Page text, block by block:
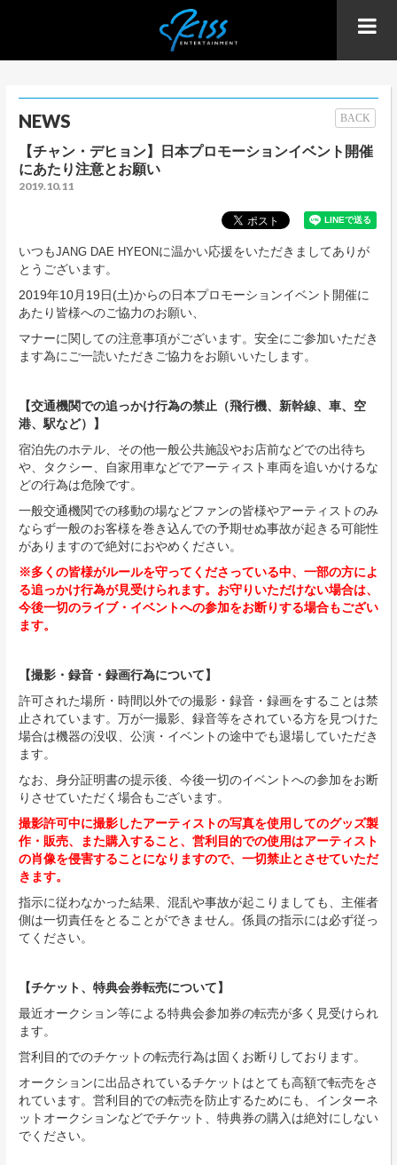
NEWS BACK
【チャン・デヒョン】日本プロモーションイベント開催
にあたり注意とお願い
2019.10.11
いつもJANG DAE HYEONに温かい応援をいただきましてありが
とうございます。
2019年10月19日(土)からの日本プロモーションイベント開催に
あたり皆様へのご協力のお願い、
マナーに関しての注意事項がございます。安全にご参加いただき
ます為にご一読いただきご協力をお願いいたします。
【交通機関での追っかけ行為の禁止（飛行機、新幹線、車、空
港、駅など）】
宿泊先のホテル、その他一般公共施設やお店前などでの出待ち
や、タクシー、自家用車などでアーティスト車両を追いかけるな
どの行為は危険です。
一般交通機関での移動の場などファンの皆様やアーティストのみ
ならず一般のお客様を巻き込んでの予期せぬ事故が起きる可能性
がありますので絶対におやめください。
※多くの皆様がルールを守ってくださっている中、一部の方によ
る追っかけ行為が見受けられます。お守りいただけない場合は、
今後一切のライブ・イベントへの参加をお断りする場合もござい
ます。
【撮影・録音・録画行為について】
許可された場所・時間以外での撮影・録音・録画をすることは禁
止されています。万が一撮影、録音等をされている方を見つけた
場合は機器の没収、公演・イベントの途中でも退場していただき
ます。
なお、身分証明書の提示後、今後一切のイベントへの参加をお断
りさせていただく場合もございます。
撮影許可中に撮影したアーティストの写真を使用してのグッズ製
作・販売、また購入すること、営利目的での使用はアーティスト
の肖像を侵害することになりますので、一切禁止とさせていただ
きます。
指示に従わなかった結果、混乱や事故が起こりましても、主催者
側は一切責任をとることができません。係員の指示には必ず従っ
てください。
【チケット、特典会券転売について】
最近オークション等による特典会参加券の転売が多く見受けられ
ます。
営利目的でのチケットの転売行為は固くお断りしております。
オークションに出品されているチケットはとても高額で転売をさ
れています。営利目的での転売を防止するためにも、インターネ
ットオークションなどでチケット、特典券の購入は絶対にしない
でください。